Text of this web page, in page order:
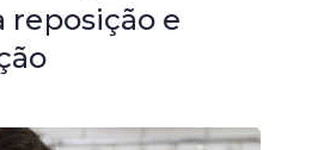
reposição e